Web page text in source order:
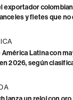
exportador
y fletes que no
América Latina con
2026, según